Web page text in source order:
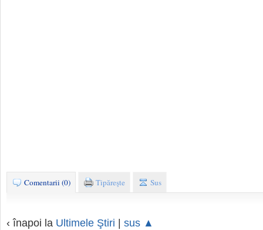
Comentarii (0) Tipăreşte Sus
‹ înapoi la Ultimele Ştiri sus ▲